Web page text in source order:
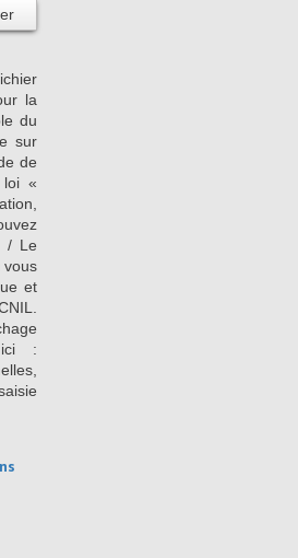
la
du
sur
de
loi «
/ Le
vous
et
ici :